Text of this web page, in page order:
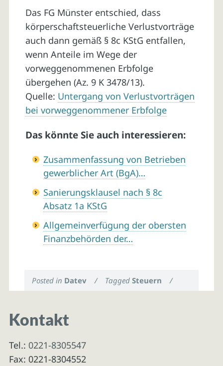
Das FG Münster entschied, dass
körperschaftsteuerliche Verlustvorträge
auch dann gemäß § 8c KStG entfallen,
wenn Anteile im Wege der
vorweggenommenen Erbfolge
übergehen (Az. 9 K 3478/13).
Quelle: Untergang von Verlustvorträgen
bei vorweggenommener Erbfolge
Das könnte Sie auch interessieren:
Zusammenfassung von Betrieben
gewerblicher Art (BgA)…
Sanierungsklausel nach § 8c
Absatz 1a KStG
Allgemeinverfügung der obersten
Finanzbehörden der…
Posted in Datev / TaggedSteuern /
Kontakt
Tel.: 0221-8305547
Fax: 0221-8304552